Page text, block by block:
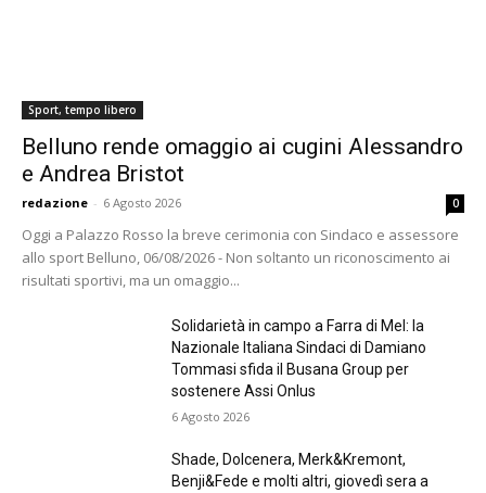
Sport, tempo libero
Belluno rende omaggio ai cugini Alessandro
e Andrea Bristot
redazione - 6 Agosto 2026 0
Oggi a Palazzo Rosso la breve cerimonia con Sindaco e assessore
allo sport Belluno, 06/08/2026 - Non soltanto un riconoscimento ai
risultati sportivi, ma un omaggio...
Solidarietà in campo a Farra di Mel: la
Nazionale Italiana Sindaci di Damiano
Tommasi sfida il Busana Group per
sostenere Assi Onlus
6 Agosto 2026
Shade, Dolcenera, Merk&Kremont,
Benji&Fede e molti altri, giovedì sera a